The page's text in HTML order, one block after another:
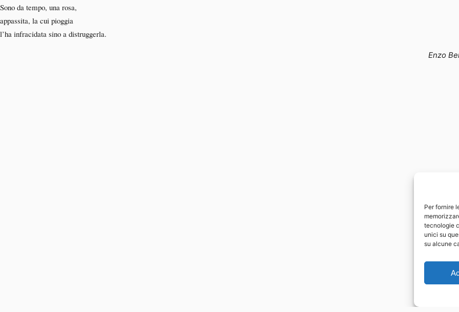
Per fornire
tecnologie
unici su
su alcune
Sono da tempo, una rosa,
appassita, la cui pioggia
l’ha infracidata sino a distruggerla.
Enzo